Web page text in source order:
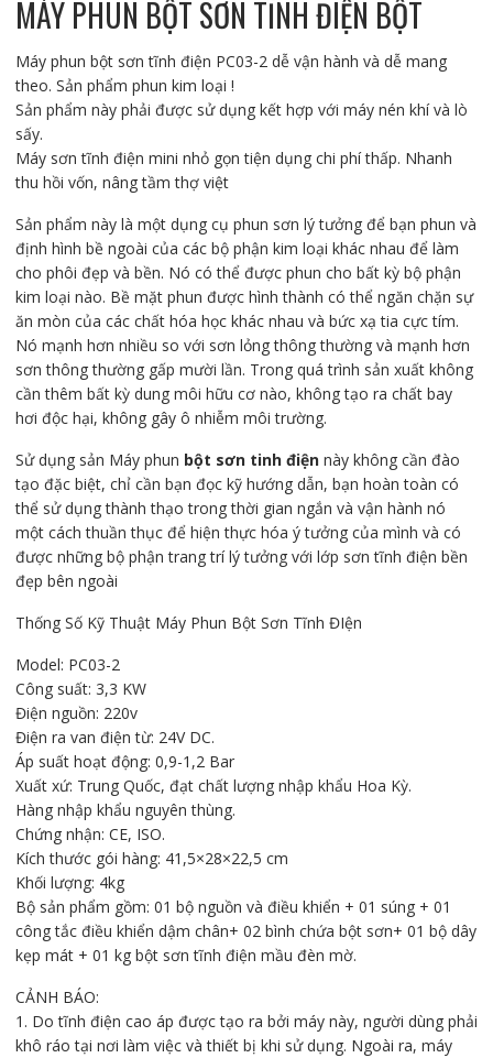
MÁY PHUN BỘT SƠN TĨNH ĐIỆN BỘT
Máy phun bột sơn tĩnh điện PC03-2 dễ vận hành và dễ mang
theo. Sản phẩm phun kim loại !
Sản phẩm này phải được sử dụng kết hợp với máy nén khí và lò
sấy.
Máy sơn tĩnh điện mini nhỏ gọn tiện dụng chi phí thấp. Nhanh
thu hồi vốn, nâng tầm thợ việt
Sản phẩm này là một dụng cụ phun sơn lý tưởng để bạn phun và
định hình bề ngoài của các bộ phận kim loại khác nhau để làm
cho phôi đẹp và bền. Nó có thể được phun cho bất kỳ bộ phận
kim loại nào. Bề mặt phun được hình thành có thể ngăn chặn sự
ăn mòn của các chất hóa học khác nhau và bức xạ tia cực tím.
Nó mạnh hơn nhiều so với sơn lỏng thông thường và mạnh hơn
sơn thông thường gấp mười lần. Trong quá trình sản xuất không
cần thêm bất kỳ dung môi hữu cơ nào, không tạo ra chất bay
hơi độc hại, không gây ô nhiễm môi trường.
Sử dụng sản Máy phun bột sơn tinh điệnnày không cần đào
tạo đặc biệt, chỉ cần bạn đọc kỹ hướng dẫn, bạn hoàn toàn có
thể sử dụng thành thạo trong thời gian ngắn và vận hành nó
một cách thuần thục để hiện thực hóa ý tưởng của mình và có
được những bộ phận trang trí lý tưởng với lớp sơn tĩnh điện bền
đẹp bên ngoài
Thống Số Kỹ Thuật Máy Phun Bột Sơn Tĩnh ĐIện
Model: PC03-2
Công suất: 3,3 KW
Điện nguồn: 220v
Điện ra van điện từ: 24V DC.
Áp suất hoạt động: 0,9-1,2 Bar
Xuất xứ: Trung Quốc, đạt chất lượng nhập khẩu Hoa Kỳ.
Hàng nhập khẩu nguyên thùng.
Chứng nhận: CE, ISO.
Kích thước gói hàng: 41,5×28×22,5 cm
Khối lượng: 4kg
Bộ sản phẩm gồm: 01 bộ nguồn và điều khiển + 01 súng + 01
công tắc điều khiển dậm chân+ 02 bình chứa bột sơn+ 01 bộ dây
kẹp mát + 01 kg bột sơn tĩnh điện mầu đèn mờ.
CẢNH BÁO:
1. Do tĩnh điện cao áp được tạo ra bởi máy này, người dùng phải
khô ráo tại nơi làm việc và thiết bị khi sử dụng. Ngoài ra, máy